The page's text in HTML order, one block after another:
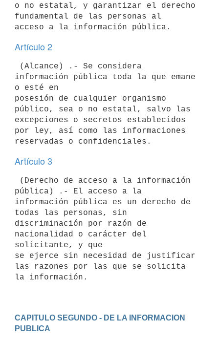
o no estatal, y garantizar el derecho
fundamental de las personas al
Artículo 2
información pública toda la que emane
o esté en
posesión de cualquier organismo
público, sea o no estatal, salvo las
excepciones o secretos establecidos
por ley, así como las informaciones
Artículo 3
pública) .- El acceso a la
información pública es un derecho de
todas las personas, sin
discriminación por razón de
nacionalidad o carácter del
solicitante, y que
se ejerce sin necesidad de justificar
las razones por las que se solicita
la información.
CAPITULO SEGUNDO - DE LA INFORMACION
PUBLICA